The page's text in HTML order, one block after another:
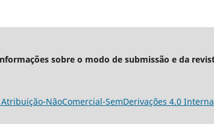
sobre o modo de submissão e da
NãoComercial-SemDerivações 4.0